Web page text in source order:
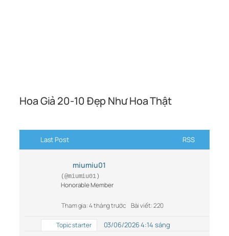
Hoa Giả 20-10 Đẹp Như Hoa Thật
Last Post RSS
miumiu01
(@miumiu01)
Honorable Member
Tham gia: 4 tháng trước Bài viết: 220
Topic starter 03/06/2026 4:14 sáng